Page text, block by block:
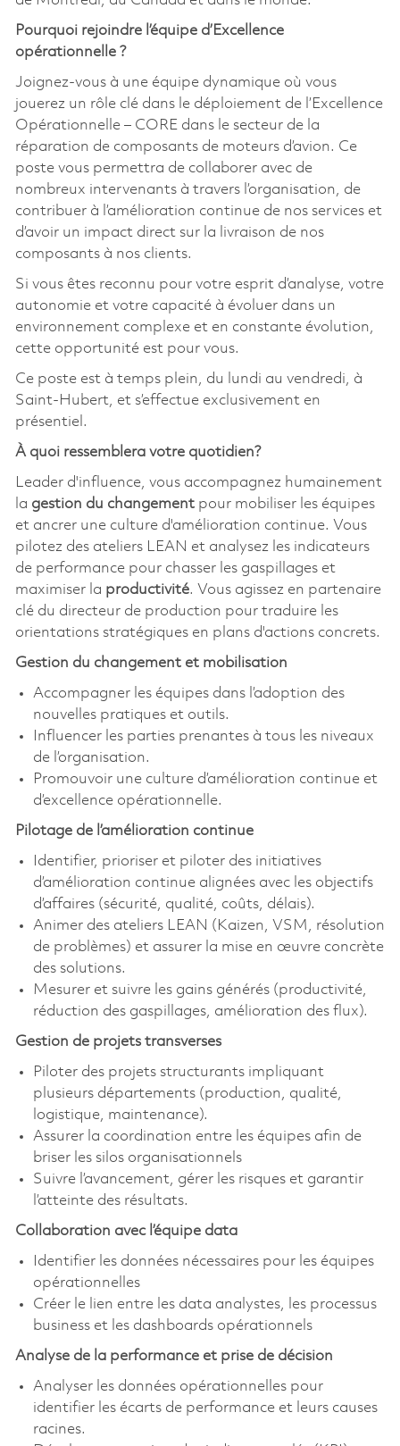
Pourquoi rejoindre l’équipe d’Excellence
opérationnelle ?
Joignez-vous à une équipe dynamique où vous
jouerez un rôle clé dans le déploiement de l’Excellence
Opérationnelle – CORE dans le secteur de la
réparation de composants de moteurs d’avion. Ce
poste vous permettra de collaborer avec de
nombreux intervenants à travers l’organisation, de
contribuer à l’amélioration continue de nos services et
d’avoir un impact direct sur la livraison de nos
composants à nos clients.
Si vous êtes reconnu pour votre esprit d’analyse, votre
autonomie et votre capacité à évoluer dans un
environnement complexe et en constante évolution,
cette opportunité est pour vous.
Ce poste est à temps plein, du lundi au vendredi, à
Saint-Hubert, et s’effectue exclusivement en
présentiel.
À quoi ressemblera votre quotidien?
Leader d'influence, vous accompagnez humainement
la gestion du changementpour mobiliser les équipes
et ancrer une culture d'amélioration continue. Vous
pilotez des ateliers LEAN et analysez les indicateurs
de performance pour chasser les gaspillages et
maximiser la productivité. Vous agissez en partenaire
clé du directeur de production pour traduire les
orientations stratégiques en plans d'actions concrets.
Gestion du changement et mobilisation
Accompagner les équipes dans l’adoption des
nouvelles pratiques et outils.
Influencer les parties prenantes à tous les niveaux
de l’organisation.
Promouvoir une culture d’amélioration continue et
d’excellence opérationnelle.
Pilotage de l’amélioration continue
Identifier, prioriser et piloter des initiatives
d’amélioration continue alignées avec les objectifs
d’affaires (sécurité, qualité, coûts, délais).
Animer des ateliers LEAN (Kaizen, VSM, résolution
de problèmes) et assurer la mise en œuvre concrète
des solutions.
Mesurer et suivre les gains générés (productivité,
réduction des gaspillages, amélioration des flux).
Gestion de projets transverses
Piloter des projets structurants impliquant
plusieurs départements (production, qualité,
logistique, maintenance).
Assurer la coordination entre les équipes afin de
briser les silos organisationnels
Suivre l’avancement, gérer les risques et garantir
l’atteinte des résultats.
Collaboration avec l’équipe data
Identifier les données nécessaires pour les équipes
opérationnelles
Créer le lien entre les data analystes, les processus
business et les dashboards opérationnels
Analyse de la performance et prise de décision
Analyser les données opérationnelles pour
identifier les écarts de performance et leurs causes
racines.